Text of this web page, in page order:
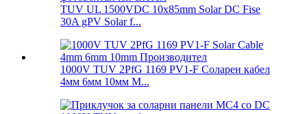
TUV UL 1500VDC 10x85mm Solar DC Fise
30A gPV Solar f...
1000V TUV 2PfG 1169 PV1-F Соларен кабел
4мм 6мм 10мм М...